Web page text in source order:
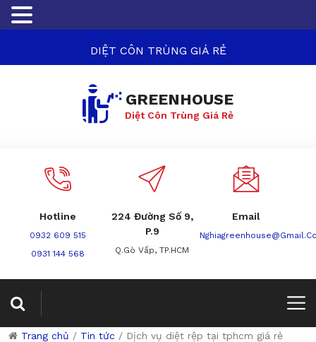
DIỆT CÔN TRÙNG GIÁ RẺ
GREENHOUSE
Diệt Côn Trùng Giá Rẻ
Hotline
0932 609 515
0931 144 568
224 Đường Số 9,
P.9
Q.Gò Vấp, TP.HCM
Email
Trang chủ / Tin tức / Dịch vụ diệt rệp tại tphcm giá rẻ